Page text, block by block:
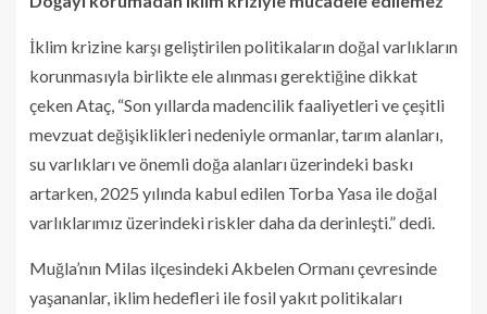
İklim krizine karşı geliştirilen politikaların doğal varlıkların
korunmasıyla birlikte ele alınması gerektiğine dikkat
çeken Ataç, “Son yıllarda madencilik faaliyetleri ve çeşitli
mevzuat değişiklikleri nedeniyle ormanlar, tarım alanları,
su varlıkları ve önemli doğa alanları üzerindeki baskı
artarken, 2025 yılında kabul edilen Torba Yasa ile doğal
varlıklarımız üzerindeki riskler daha da derinleşti.” dedi.
Muğla’nın Milas ilçesindeki Akbelen Ormanı çevresinde
yaşananlar, iklim hedefleri ile fosil yakıt politikaları